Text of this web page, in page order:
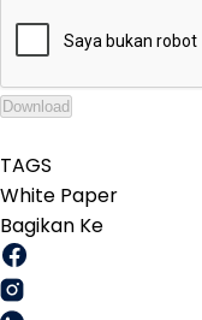
Download
TAGS
White Paper
Bagikan Ke